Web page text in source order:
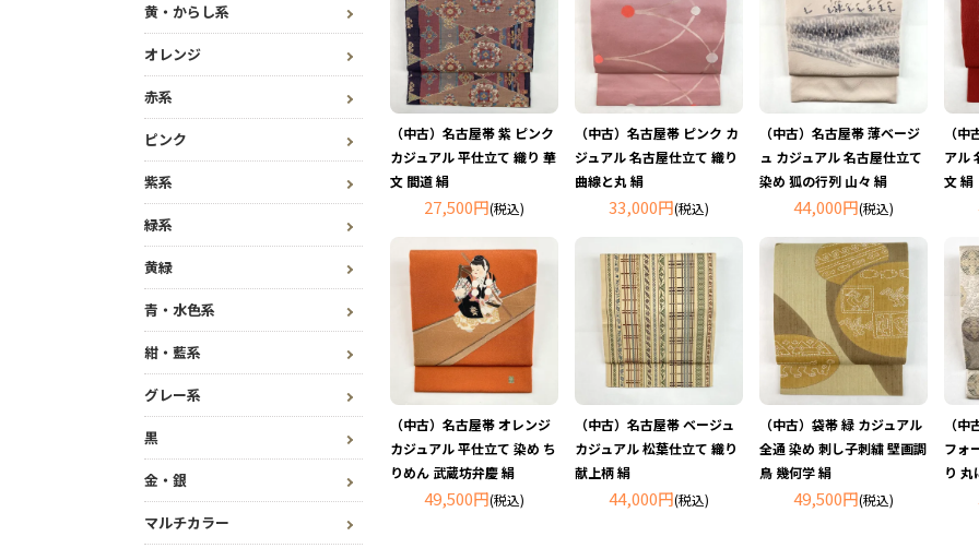
黄・からし系
オレンジ
赤系
ピンク
紫系
緑系
黄緑
青・水色系
紺・藍系
グレー系
黒
金・銀
マルチカラー
（中古）名古屋帯 紫 ピンク
カジュアル 平仕立て 織り 華
文 間道 絹
27,500円(税込)
（中古）名古屋帯 ピンク カ
ジュアル 名古屋仕立て 織り
曲線と丸 絹
33,000円(税込)
（中古）名古屋帯 薄ベージ
ュ カジュアル 名古屋仕立て
染め 狐の行列 山々 絹
44,000円(税込)
（
アル
文 絹
（中古）名古屋帯 オレンジ
カジュアル 平仕立て 染め ち
りめん 武蔵坊弁慶 絹
49,500円(税込)
（中古）名古屋帯 ベージュ
カジュアル 松葉仕立て 織り
献上柄 絹
44,000円(税込)
（中古）袋帯 緑 カジュアル
全通 染め 刺し子刺繍 壁画調
鳥 幾何学 絹
49,500円(税込)
（
フォ
り 丸